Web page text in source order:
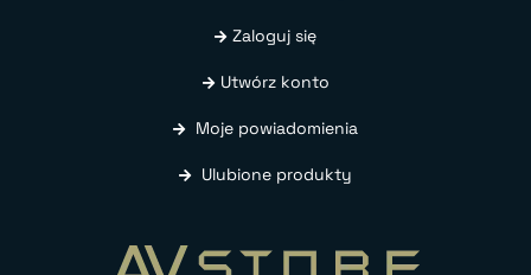
Zaloguj się
Utwórz konto
Moje powiadomienia
Ulubione produkty